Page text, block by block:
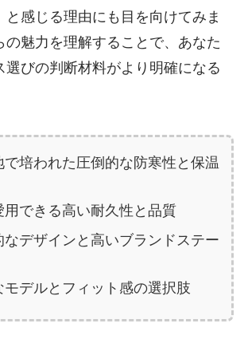
と感じる理由にも目を向けてみま
の魅力を理解することで、あなた
選びの判断材料がより明確になる
で培われた圧倒的な防寒性と保温
用できる高い耐久性と品質
なデザインと高いブランドステー
モデルとフィット感の選択肢